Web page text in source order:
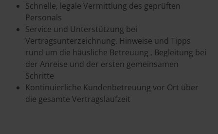
Schnelle, legale Vermittlung des geprüften
Personals
Service und Unterstützung bei
Vertragsunterzeichnung, Hinweise und Tipps
rund um die häusliche Betreuung , Begleitung bei
der Anreise und der ersten gemeinsamen
Schritte
Kontinuierliche Kundenbetreuung vor Ort über
die gesamte Vertragslaufzeit